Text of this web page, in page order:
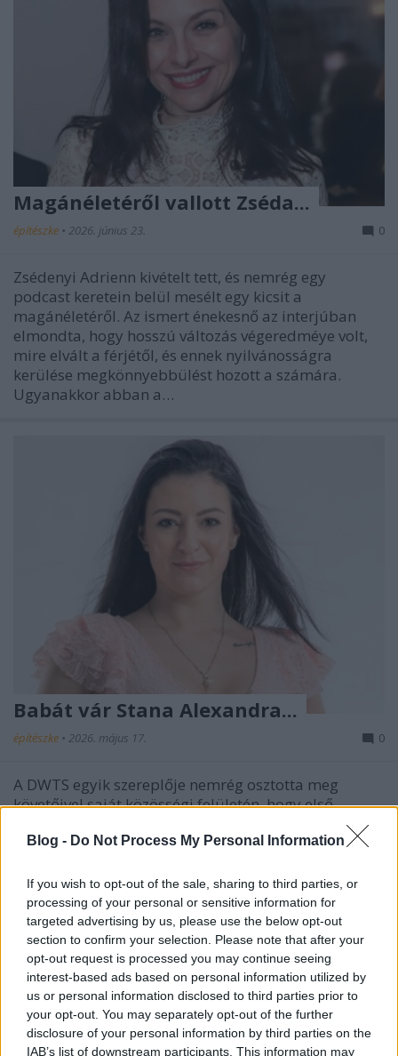
Blog - Do Not Process My Personal Information
If you wish to opt-out of the sale, sharing to third parties, or
processing of your personal or sensitive information for
targeted advertising by us, please use the below opt-out
section to confirm your selection. Please note that after your
opt-out request is processed you may continue seeing
interest-based ads based on personal information utilized by
us or personal information disclosed to third parties prior to
your opt-out. You may separately opt-out of the further
disclosure of your personal information by third parties on the
IAB’s list of downstream participants. This information may
Magánéletéről vallott Zséda...
építészke • 2026. június 23. 0
Zsédenyi Adrienn kivételt tett, és nemrég egy
podcast keretein belül mesélt egy kicsit a
magánéletéről. Az ismert énekesnő az interjúban
elmondta, hogy hosszú változás végeredméye volt,
mire elvált a férjétől, és ennek nyilvánosságra
kerülése megkönnyebbülést hozott a számára.
Ugyanakkor abban a…
Babát vár Stana Alexandra...
építészke • 2026. május 17. 0
A DWTS egyik szereplője nemrég osztotta meg
követőivel saját közösségi felületén, hogy első
gyermekével várandós. A videós bejelentésben a
párja háttal látható, miközben előkerülnek a kis
"DAD" feliratú baseball sapkák. Korábbi
nyialtkozatai…